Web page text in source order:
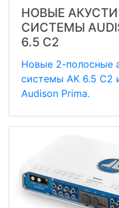
НОВЫЕ
СИСТЕМЫ
6.5 C2
Новые 2-полосные
системы AK 6.5 C2
Audison Prima.